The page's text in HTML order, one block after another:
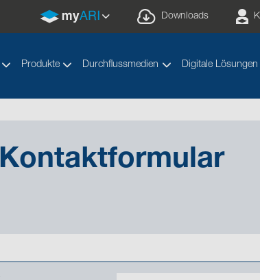
Downloads
Produkte Durchflussmedien Digitale Lösungen
Kontaktformular